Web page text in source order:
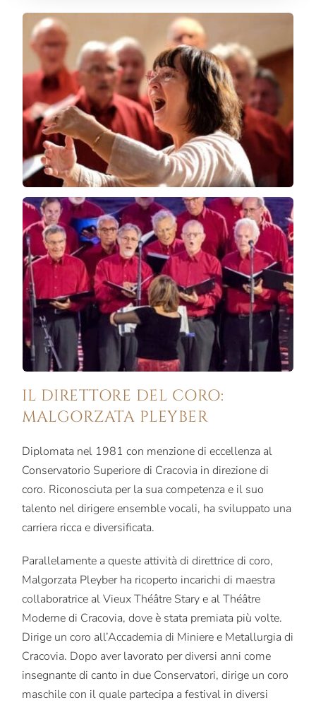
IL DIRETTORE DEL CORO:
MALGORZATA PLEYBER
Diplomata nel 1981 con menzione di eccellenza al
Conservatorio Superiore di Cracovia in direzione di
coro. Riconosciuta per la sua competenza e il suo
talento nel dirigere ensemble vocali, ha sviluppato una
carriera ricca e diversificata.
Parallelamente a queste attività di direttrice di coro,
Malgorzata Pleyber ha ricoperto incarichi di maestra
collaboratrice al Vieux Théâtre Stary e al Théâtre
Moderne di Cracovia, dove è stata premiata più volte.
Dirige un coro all’Accademia di Miniere e Metallurgia di
Cracovia. Dopo aver lavorato per diversi anni come
insegnante di canto in due Conservatori, dirige un coro
maschile con il quale partecipa a festival in diversi